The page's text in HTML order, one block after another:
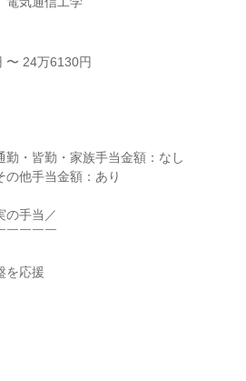
〜 24万6130円
・皆勤・家族手当金額：なし
他手当金額：あり
の手当／
￣￣￣￣
を応援